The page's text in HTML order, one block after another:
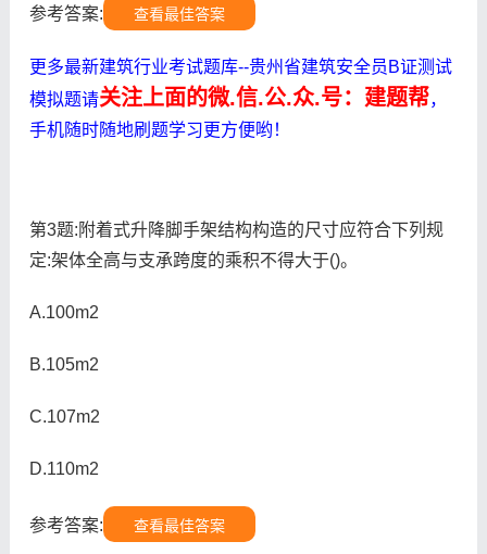
参考答案: 查看最佳答案
更多最新建筑行业考试题库--贵州省建筑安全员B证测试
模拟题请关注上面的微.信.公.众.号：建题帮，
手机随时随地刷题学习更方便哟！
第3题:附着式升降脚手架结构构造的尺寸应符合下列规
定:架体全高与支承跨度的乘积不得大于()。
A.100m2
B.105m2
C.107m2
D.110m2
参考答案: 查看最佳答案